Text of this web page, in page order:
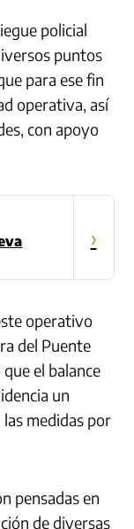
policial
puntos
para ese fin
operativa, así
con apoyo
›
operativo
del Puente
el balance
un
medidas por
pensadas en
de diversas